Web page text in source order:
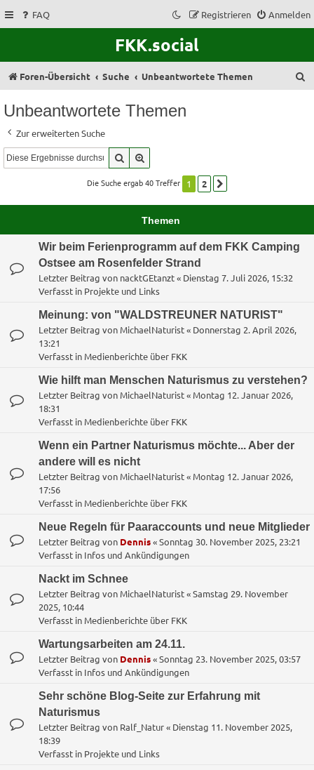
FAQ Anmelden
Registrieren
FKK.social
Foren-Übersicht Suche Unbeantwortete Themen
Unbeantwortete Themen
Zur erweiterten Suche
Suche
Die Suche ergab 40 Treffer 1 2
Themen
Wir beim Ferienprogramm auf dem FKK Camping
Ostsee am Rosenfelder Strand
Letzter Beitrag von nacktGEtanzt« Dienstag 7. Juli 2026, 15:32
Verfasst in Projekte und Links
Meinung: von "WALDSTREUNER NATURIST"
Letzter Beitrag von MichaelNaturist« Donnerstag 2. April 2026,
13:21
Verfasst in Medienberichte über FKK
Wie hilft man Menschen Naturismus zu verstehen?
Letzter Beitrag von MichaelNaturist« Montag 12. Januar 2026,
18:31
Verfasst in Medienberichte über FKK
Wenn ein Partner Naturismus möchte... Aber der
andere will es nicht
Letzter Beitrag von MichaelNaturist« Montag 12. Januar 2026,
17:56
Verfasst in Medienberichte über FKK
Neue Regeln für Paaraccounts und neue Mitglieder
Letzter Beitrag von Dennis«Sonntag 30. November 2025, 23:21
Verfasst in Infos und Ankündigungen
Nackt im Schnee
Letzter Beitrag von MichaelNaturist«Samstag 29. November
2025, 10:44
Verfasst in Medienberichte über FKK
Wartungsarbeiten am 24.11.
Letzter Beitrag von Dennis«Sonntag 23. November 2025, 03:57
Verfasst in Infos und Ankündigungen
Sehr schöne Blog-Seite zur Erfahrung mit
Naturismus
Letzter Beitrag von Ralf_Natur« Dienstag 11. November 2025,
18:39
Verfasst in Projekte und Links